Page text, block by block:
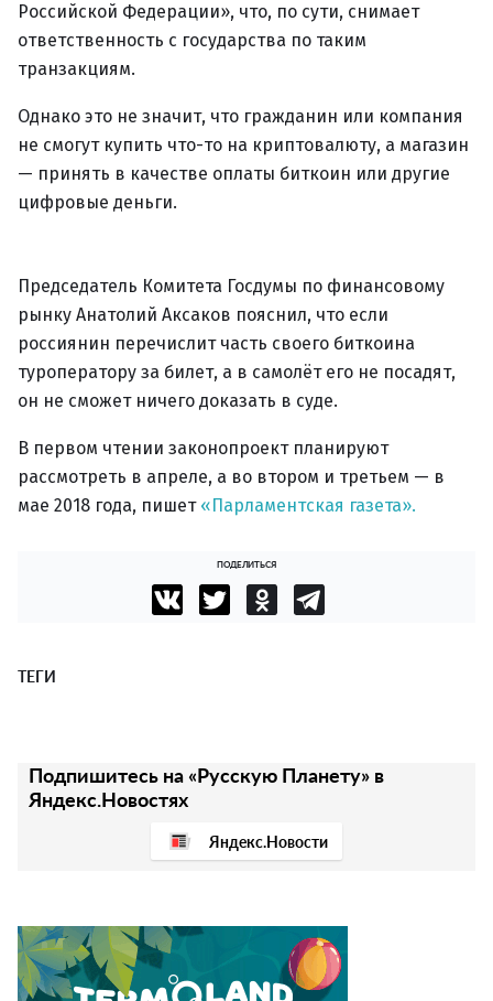
Российской Федерации», что, по сути, снимает
ответственность с государства по таким
транзакциям.
Однако это не значит, что гражданин или компания
не смогут купить что-то на криптовалюту, а магазин
— принять в качестве оплаты биткоин или другие
цифровые деньги.
Председатель Комитета Госдумы по финансовому
рынку Анатолий Аксаков пояснил, что если
россиянин перечислит часть своего биткоина
туроператору за билет, а в самолёт его не посадят,
он не сможет ничего доказать в суде.
В первом чтении законопроект планируют
рассмотреть в апреле, а во втором и третьем — в
мае 2018 года, пишет «Парламентская газета».
ПОДЕЛИТЬСЯ
ТЕГИ
Подпишитесь на «Русскую Планету» в
Яндекс.Новостях
Яндекс.Новости